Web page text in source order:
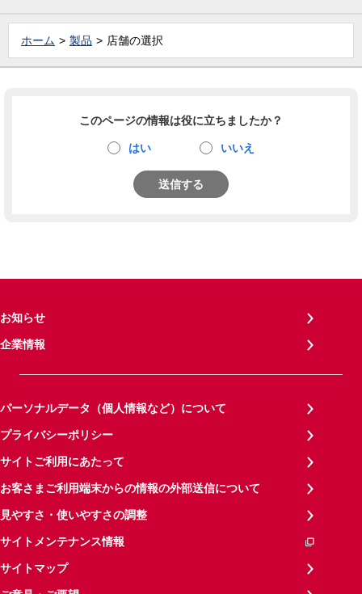
ホーム 製品 店舗の選択
このページの情報は役に立ちましたか？
はい いいえ
送信する
お知らせ
企業情報
パーソナルデータ（個人情報など）について
プライバシーポリシー
サイトご利用にあたって
お客さまご利用端末からの情報の外部送信について
見やすさ・使いやすさの調整
サイトメンテナンス情報
サイトマップ